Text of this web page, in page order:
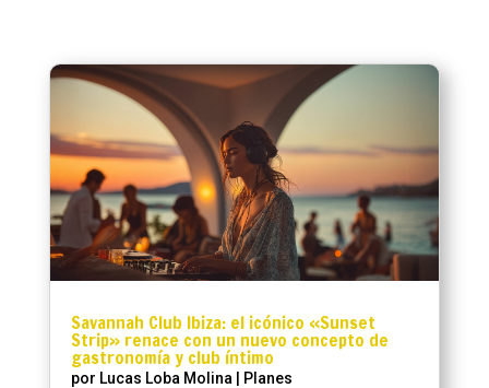
Savannah Club Ibiza: el icónico «Sunset
Strip» renace con un nuevo concepto de
gastronomía y club íntimo
por Lucas Loba Molina | Planes